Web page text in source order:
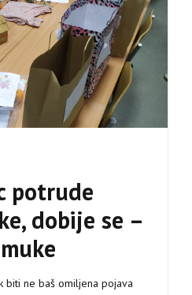
potrude
dobije se –
biti ne baš omiljena pojava